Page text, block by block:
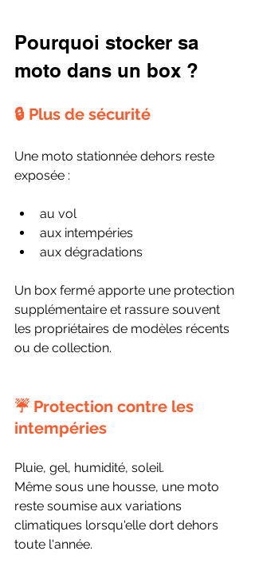
Pourquoi stocker sa
moto dans un box ?
🔒 Plus de sécurité
Une moto stationnée dehors reste
exposée :
au vol
aux intempéries
aux dégradations
Un box fermé apporte une protection
supplémentaire et rassure souvent
les propriétaires de modèles récents
ou de collection.
☔ Protection contre les
intempéries
Pluie, gel, humidité, soleil.
Même sous une housse, une moto
reste soumise aux variations
climatiques lorsqu'elle dort dehors
toute l'année.